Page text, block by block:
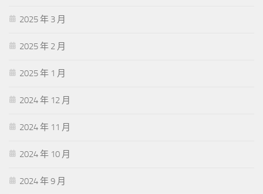
2025 年 3 月
2025 年 2 月
2025 年 1 月
2024 年 12 月
2024 年 11 月
2024 年 10 月
2024 年 9 月